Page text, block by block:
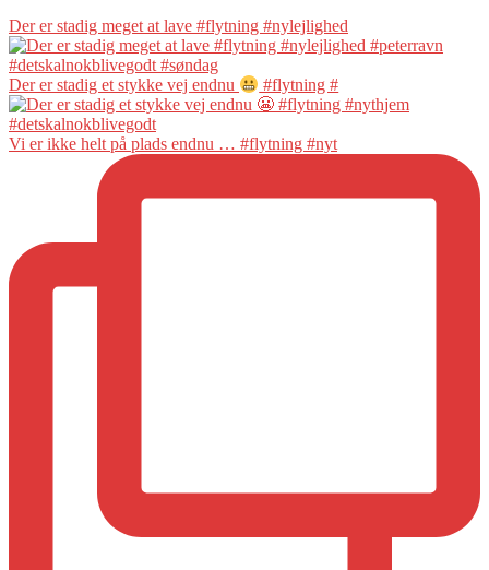
Der er stadig meget at lave #flytning #nylejlighed
Der er stadig et stykke vej endnu #flytning #
Vi er ikke helt på plads endnu … #flytning #nyt